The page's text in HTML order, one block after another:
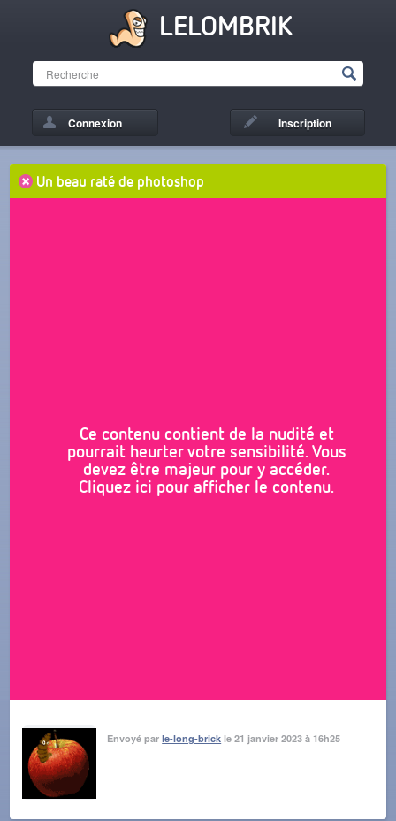
LELOMBRIK
Connexion Inscription
Un beau raté de photoshop
Ce contenu contient de la nudité et
pourrait heurter votre sensibilité. Vous
devez être majeur pour y accéder.
Cliquez ici pour afficher le contenu.
Envoyé parle-long-brick le 21 janvier 2023 à 16h25